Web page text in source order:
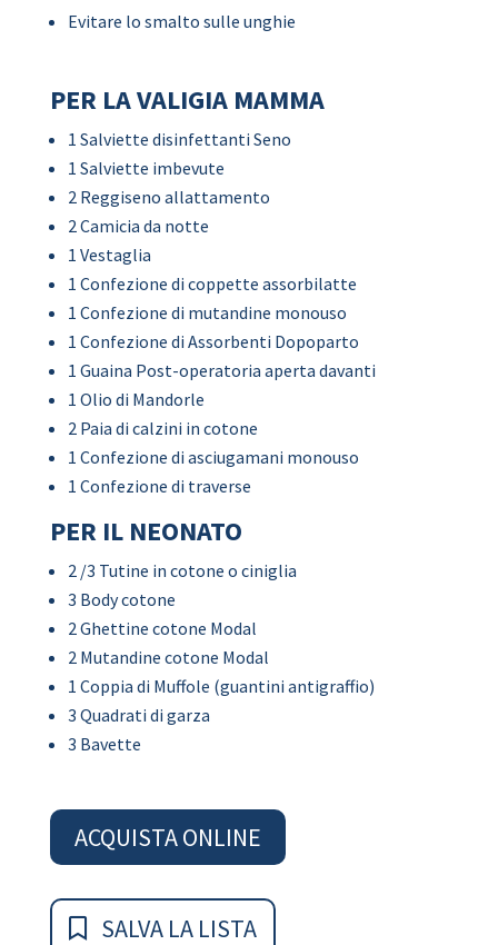
Evitare lo smalto sulle unghie
PER LA VALIGIA MAMMA
1 Salviette disinfettanti Seno
1 Salviette imbevute
2 Reggiseno allattamento
2 Camicia da notte
1 Vestaglia
1 Confezione di coppette assorbilatte
1 Confezione di mutandine monouso
1 Confezione di Assorbenti Dopoparto
1 Guaina Post-operatoria aperta davanti
1 Olio di Mandorle
2 Paia di calzini in cotone
1 Confezione di asciugamani monouso
1 Confezione di traverse
PER IL NEONATO
2 /3 Tutine in cotone o ciniglia
3 Body cotone
2 Ghettine cotone Modal
2 Mutandine cotone Modal
1 Coppia di Muffole (guantini antigraffio)
3 Quadrati di garza
3 Bavette
ACQUISTA ONLINE
SALVA LA LISTA